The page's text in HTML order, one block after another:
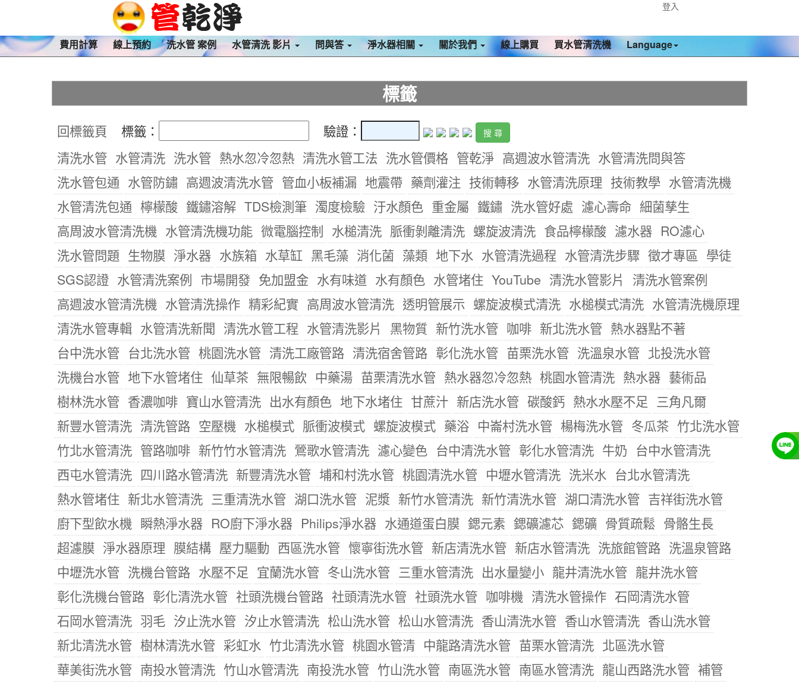
登入
費用計算 線上預約 洗水管 案例 水管清洗 影片 問與答 淨水器相關 關於我們 線上購買 買水管清洗機 Language
標籤
回標籤頁 標籤：
驗證：
清洗水管 水管清洗 洗水管 熱水忽冷忽熱 清洗水管工法 洗水管價格 管乾淨 高週波水管清洗 水管清洗問與答
洗水管包通 水管防鏽 高週波清洗水管 管血小板補漏 地震帶 藥劑灌注 技術轉移 水管清洗原理 技術教學 水管清洗機
水管清洗包通 檸檬酸 鐵鏽溶解 TDS檢測筆 濁度檢驗 汙水顏色 重金屬 鐵鏽 洗水管好處 濾心壽命 細菌孳生
高周波水管清洗機 水管清洗機功能 微電腦控制 水槌清洗 脈衝剝離清洗 螺旋波清洗 食品檸檬酸 濾水器 RO濾心
洗水管問題 生物膜 淨水器 水族箱 水草缸 黑毛藻 消化菌 藻類 地下水 水管清洗過程 水管清洗步驟 徵才專區 學徒
SGS認證 水管清洗案例 市場開發 免加盟金 水有味道 水有顏色 水管堵住 YouTube 清洗水管影片
清洗水管案例
高週波水管清洗機 水管清洗操作 精彩紀實 高周波水管清洗 透明管展示 螺旋波模式清洗 水槌模式清洗 水管清洗機原理
清洗水管專輯 水管清洗新聞 清洗水管工程 水管清洗影片 黑物質 新竹洗水管 咖啡 新北洗水管 熱水器點不著
台中洗水管 台北洗水管 桃園洗水管 清洗工廠管路 清洗宿舍管路 彰化洗水管 苗栗洗水管 洗溫泉水管 北投洗水管
洗機台水管 地下水管堵住 仙草茶 無限暢飲 中藥湯 苗栗清洗水管 熱水器忽冷忽熱 桃園水管清洗 熱水器 藝術品
樹林洗水管 香濃咖啡 寶山水管清洗 出水有顏色 地下水堵住 甘蔗汁 新店洗水管 碳酸鈣 熱水水壓不足 三角凡爾
新豐水管清洗 清洗管路 空壓機 水槌模式 脈衝波模式 螺旋波模式 藥浴 中崙村洗水管 楊梅洗水管 冬瓜茶 竹北洗水管
竹北水管清洗 管路咖啡 新竹竹水管清洗 鶯歌水管清洗 濾心變色 台中清洗水管 彰化水管清洗 牛奶 台中水管清洗
西屯水管清洗 四川路水管清洗 新豐清洗水管 埔和村洗水管 桃園清洗水管 中壢水管清洗 洗米水 台北水管清洗
熱水管堵住 新北水管清洗 三重清洗水管 湖口洗水管 泥漿 新竹水管清洗 新竹清洗水管 湖口清洗水管 吉祥街洗水管
廚下型飲水機 瞬熱淨水器 RO廚下淨水器 Philips淨水器 水通道蛋白膜 鍶元素 鍶礦濾芯 鍶礦 骨質疏鬆 骨骼生長
超濾膜 淨水器原理 膜結構 壓力驅動 西區洗水管 懷寧街洗水管 新店清洗水管 新店水管清洗 洗旅館管路 洗溫泉管路
中壢洗水管 洗機台管路 水壓不足 宜蘭洗水管 冬山洗水管 三重水管清洗 出水量變小 龍井清洗水管 龍井洗水管
彰化洗機台管路 彰化清洗水管 社頭洗機台管路 社頭清洗水管 社頭洗水管 咖啡機 清洗水管操作 石岡清洗水管
石岡水管清洗 羽毛 汐止洗水管 汐止水管清洗 松山洗水管 松山水管清洗 香山清洗水管 香山水管清洗 香山洗水管
新北清洗水管 樹林清洗水管 彩虹水 竹北清洗水管 桃園水管清 中龍路清洗水管 苗栗水管清洗 北區洗水管
華美街洗水管 南投水管清洗 竹山水管清洗 南投洗水管 竹山洗水管 南區洗水管 南區水管清洗 龍山西路洗水管 補管